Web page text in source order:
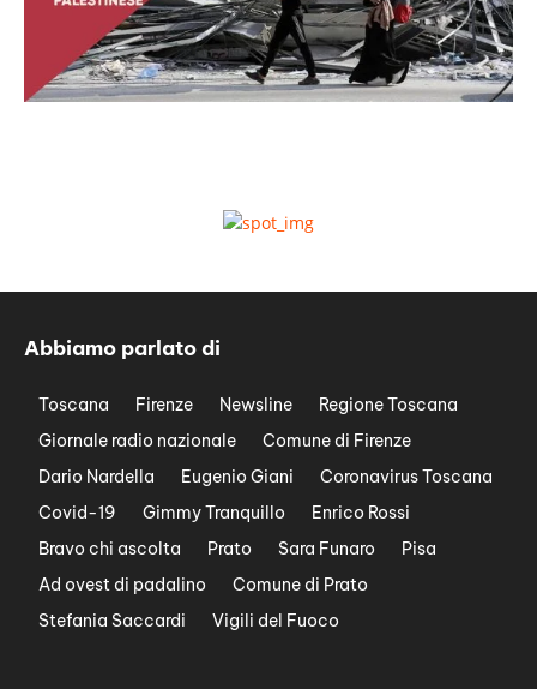
Abbiamo parlato di
Toscana Firenze Newsline
Regione Toscana
Giornale radio nazionale
Comune di Firenze
Dario Nardella
Eugenio Giani
Coronavirus Toscana
Covid-19
Gimmy Tranquillo
Enrico Rossi
Bravo chi ascolta
Prato Sara Funaro
Pisa
Ad ovest di padalino
Comune di Prato
Stefania Saccardi
Vigili del Fuoco